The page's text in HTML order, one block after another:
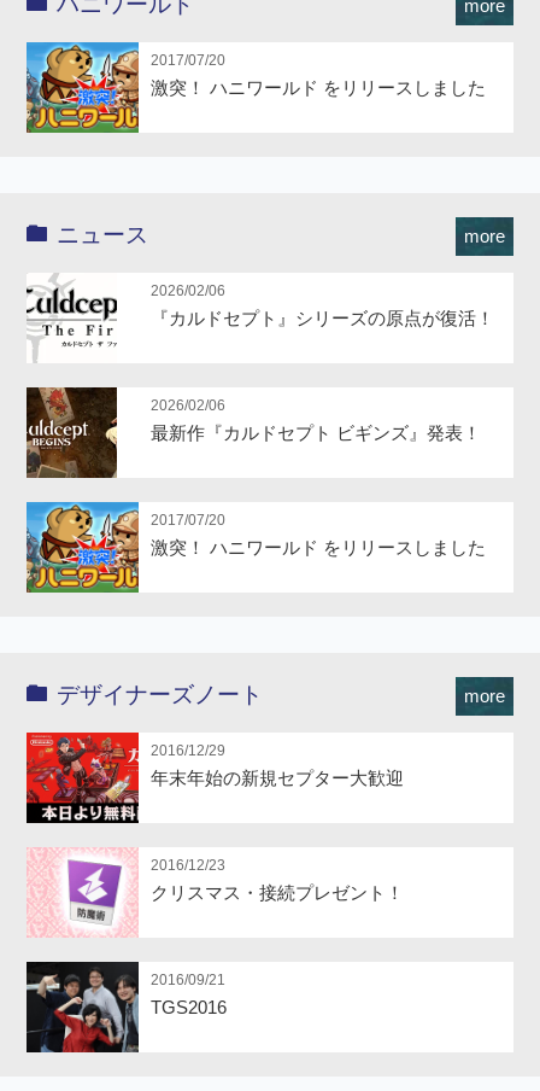
more
2017/07/20
激突！ ハニワールド をリリースしました
more
ニュース
2026/02/06
『カルドセプト』シリーズの原点が復活！
2026/02/06
最新作『カルドセプト ビギンズ』発表！
2017/07/20
激突！ ハニワールド をリリースしました
more
デザイナーズノート
2016/12/29
年末年始の新規セプター大歓迎
2016/12/23
クリスマス・接続プレゼント！
2016/09/21
TGS2016